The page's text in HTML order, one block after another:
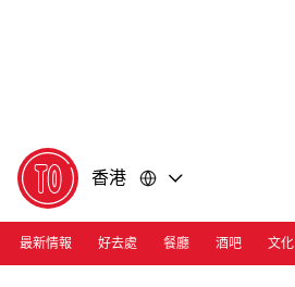
香港
最新情報 好去處 餐廳 酒吧 文化
Photo by Nose in the Books